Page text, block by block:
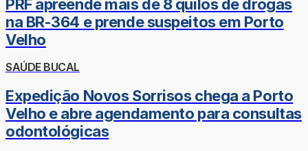
PRF apreende mais de 8 quilos de drogas
na BR-364 e prende suspeitos em Porto
Velho
SAÚDE BUCAL
Expedição Novos Sorrisos chega a Porto
Velho e abre agendamento para consultas
odontológicas